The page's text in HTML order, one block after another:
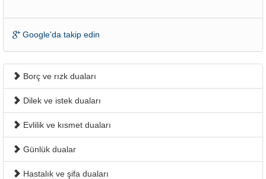
Google'da takip edin
Borç ve rızk duaları
Dilek ve istek duaları
Evlilik ve kısmet duaları
Günlük dualar
Hastalık ve şifa duaları